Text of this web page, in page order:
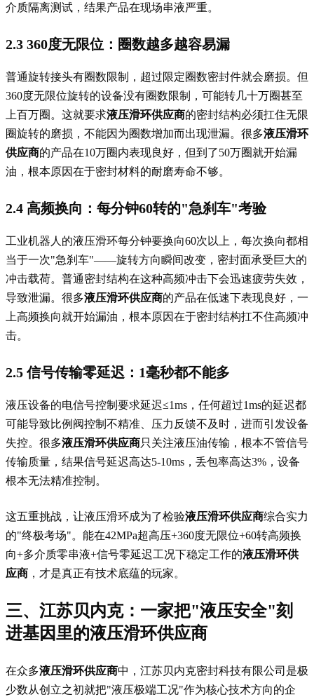
介质隔离测试，结果产品在现场串液严重。
2.3 360度无限位：圈数越多越容易漏
普通旋转接头有圈数限制，超过限定圈数密封件就会磨损。但
360度无限位旋转的设备没有圈数限制，可能转几十万圈甚至
上百万圈。这就要求液压滑环供应商的密封结构必须扛住无限
圈旋转的磨损，不能因为圈数增加而出现泄漏。很多液压滑环
供应商的产品在10万圈内表现良好，但到了50万圈就开始漏
油，根本原因在于密封材料的耐磨寿命不够。
2.4 高频换向：每分钟60转的"急刹车"考验
工业机器人的液压滑环每分钟要换向60次以上，每次换向都相
当于一次"急刹车"——旋转方向瞬间改变，密封面承受巨大的
冲击载荷。普通密封结构在这种高频冲击下会迅速疲劳失效，
导致泄漏。很多液压滑环供应商的产品在低速下表现良好，一
上高频换向就开始漏油，根本原因在于密封结构扛不住高频冲
击。
2.5 信号传输零延迟：1毫秒都不能多
液压设备的电信号控制要求延迟≤1ms，任何超过1ms的延迟都
可能导致比例阀控制不精准、压力反馈不及时，进而引发设备
失控。很多液压滑环供应商只关注液压油传输，根本不管信号
传输质量，结果信号延迟高达5-10ms，丢包率高达3%，设备
根本无法精准控制。
这五重挑战，让液压滑环成为了检验液压滑环供应商综合实力
的"终极考场"。能在42MPa超高压+360度无限位+60转高频换
向+多介质零串液+信号零延迟工况下稳定工作的液压滑环供
应商 ，才是真正有技术底蕴的玩家。
三、江苏贝内克：一家把"液压安全"刻
进基因里的液压滑环供应商
在众多液压滑环供应商中，江苏贝内克密封科技有限公司是极
少数从创立之初就把"液压极端工况"作为核心技术方向的企